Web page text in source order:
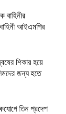
বাহিনীর
আইএমপির
শিকার হয়ে
জন্য হতে
তিন প্রদেশ